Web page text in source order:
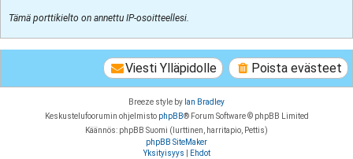
Tämä porttikielto on annettu IP-osoitteellesi.
Poista evästeet
Viesti Ylläpidolle
Breeze style by Ian Bradley
Keskustelufoorumin ohjelmisto phpBB® Forum Software © phpBB Limited
Käännös: phpBB Suomi (lurttinen, harritapio, Pettis)
phpBB SiteMaker
Yksityisyys
Ehdot